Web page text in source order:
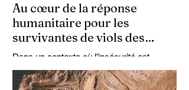
Au cœur de la réponse
humanitaire pour les
survivantes de viols des
gangs en Haïti
Dans un contexte où l’insécurité est
grandissante dans le pays, les gangs
armés continuent d’imposer leur loi par la